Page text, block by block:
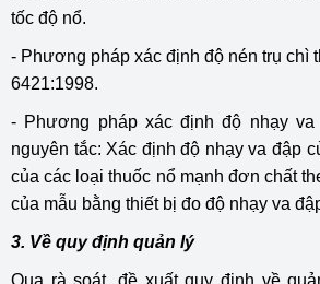
tốc độ nổ.
- Phương pháp xác định độ nén trụ chì
6421:1998.
- Phương pháp xác định độ nhạy
nguyên tắc: Xác định độ nhạy va đập
của các loại thuốc nổ mạnh đơn chất
của mẫu bằng thiết bị đo độ nhạy va
3. Về quy định quản lý
Qua rà soát, đề xuất quy định về